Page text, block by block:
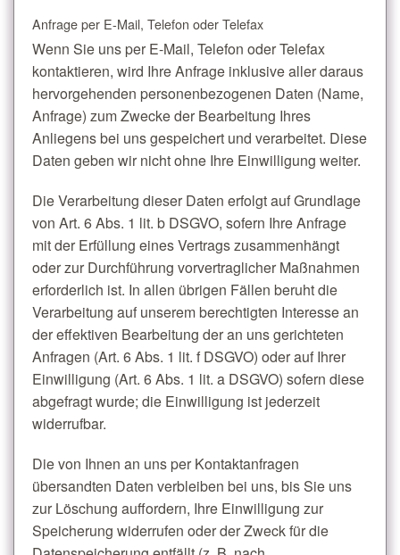
Anfrage per E-Mail, Telefon oder Telefax
Wenn Sie uns per E-Mail, Telefon oder Telefax
kontaktieren, wird Ihre Anfrage inklusive aller daraus
hervorgehenden personenbezogenen Daten (Name,
Anfrage) zum Zwecke der Bearbeitung Ihres
Anliegens bei uns gespeichert und verarbeitet. Diese
Daten geben wir nicht ohne Ihre Einwilligung weiter.
Die Verarbeitung dieser Daten erfolgt auf Grundlage
von Art. 6 Abs. 1 lit. b DSGVO, sofern Ihre Anfrage
mit der Erfüllung eines Vertrags zusammenhängt
oder zur Durchführung vorvertraglicher Maßnahmen
erforderlich ist. In allen übrigen Fällen beruht die
Verarbeitung auf unserem berechtigten Interesse an
der effektiven Bearbeitung der an uns gerichteten
Anfragen (Art. 6 Abs. 1 lit. f DSGVO) oder auf Ihrer
Einwilligung (Art. 6 Abs. 1 lit. a DSGVO) sofern diese
abgefragt wurde; die Einwilligung ist jederzeit
widerrufbar.
Die von Ihnen an uns per Kontaktanfragen
übersandten Daten verbleiben bei uns, bis Sie uns
zur Löschung auffordern, Ihre Einwilligung zur
Speicherung widerrufen oder der Zweck für die